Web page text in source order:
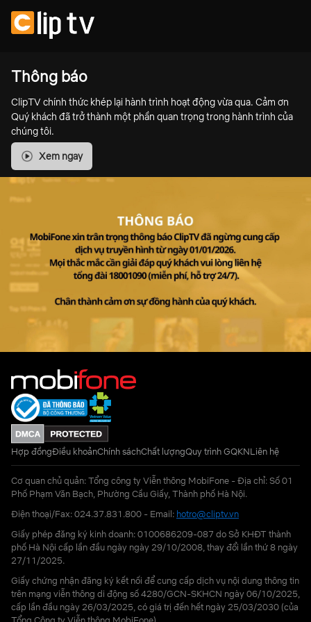
Thông báo
ClipTV chính thức khép lại hành trình hoạt động vừa qua. Cảm ơn
Quý khách đã trở thành một phần quan trọng trong hành trình của
chúng tôi.
Xem ngay
Hợp đồngĐiều khoảnChính sáchChất lượngQuy trình GQKNLiên hệ
Cơ quan chủ quản: Tổng công ty Viễn thông MobiFone - Địa chỉ: Số 01
Phố Phạm Văn Bạch, Phường Cầu Giấy, Thành phố Hà Nội.
Điện thoại/Fax: 024.37.831.800 - Email: hotro@cliptv.vn
Giấy phép đăng ký kinh doanh: 0100686209-087 do Sở KHĐT thành
phố Hà Nội cấp lần đầu ngày ngày 29/10/2008, thay đổi lần thứ 8 ngày
27/11/2025.
Giấy chứng nhận đăng ký kết nối để cung cấp dịch vụ nội dung thông tin
trên mạng viễn thông di động số 4280/GCN-SKHCN ngày 06/10/2025,
cấp lần đầu ngày 26/03/2025, có giá trị đến hết ngày 25/03/2030 (của